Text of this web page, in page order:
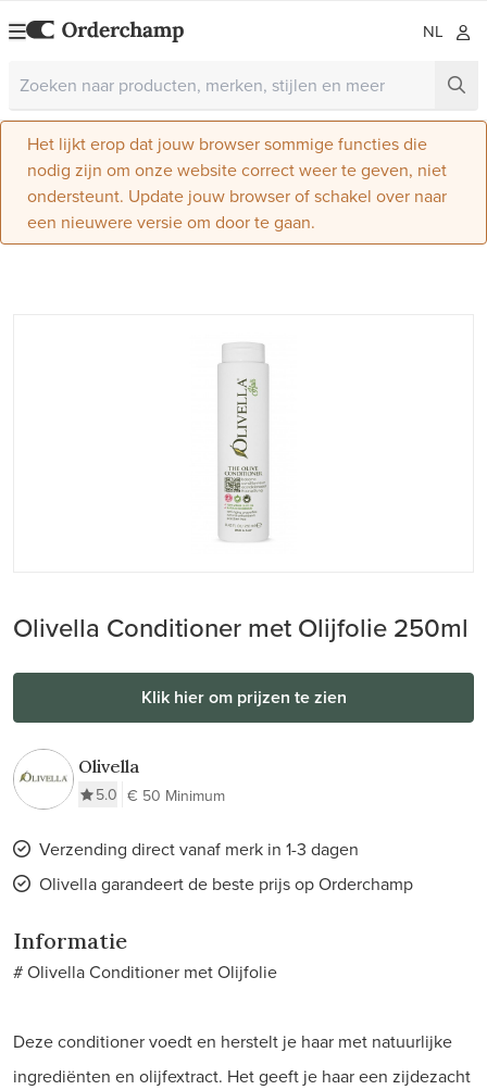
NL
Het lijkt erop dat jouw browser sommige functies die
nodig zijn om onze website correct weer te geven, niet
ondersteunt. Update jouw browser of schakel over naar
een nieuwere versie om door te gaan.
Olivella Conditioner met Olijfolie 250ml
Klik hier om prijzen te zien
Olivella
5.0 € 50 Minimum
Verzending direct vanaf merk in 1-3 dagen
Olivella garandeert de beste prijs op Orderchamp
Informatie
# Olivella Conditioner met Olijfolie
Deze conditioner voedt en herstelt je haar met natuurlijke
ingrediënten en olijfextract. Het geeft je haar een zijdezacht